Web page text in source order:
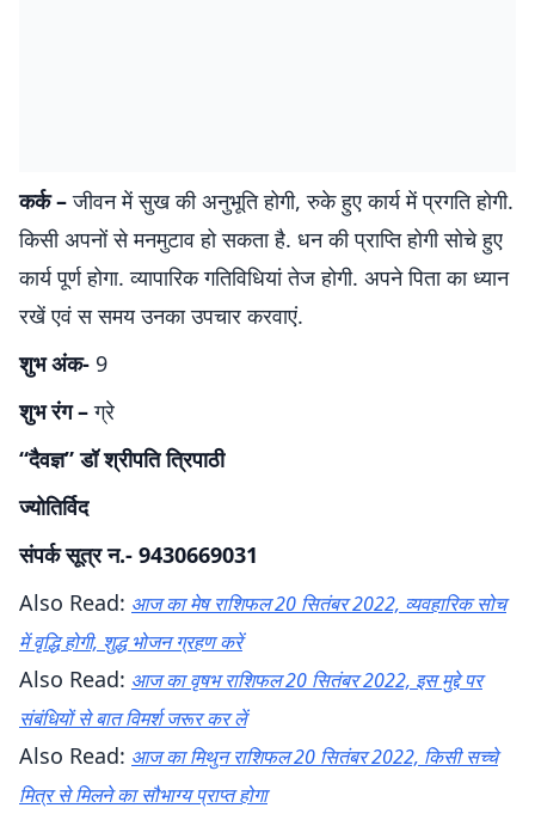
कर्क –जीवन में सुख की अनुभूति होगी, रुके हुए कार्य में प्रगति होगी.
किसी अपनों से मनमुटाव हो सकता है. धन की प्राप्ति होगी सोचे हुए
कार्य पूर्ण होगा. व्यापारिक गतिविधियां तेज होगी. अपने पिता का ध्यान
रखें एवं स समय उनका उपचार करवाएं.
शुभ अंक- 9
शुभ रंग –ग्रे
“दैवज्ञ” डॉ श्रीपति त्रिपाठी
ज्योतिर्विद
संपर्क सूत्र न.- 9430669031
Also Read: आज का मेष राशिफल 20 सितंबर 2022, व्यवहारिक सोच
में वृद्धि होगी, शुद्ध भोजन ग्रहण करें
Also Read: आज का वृषभ राशिफल 20 सितंबर 2022, इस मुद्दे पर
संबंधियों से बात विमर्श जरूर कर लें
Also Read: आज का मिथुन राशिफल 20 सितंबर 2022, किसी सच्चे
मित्र से मिलने का सौभाग्य प्राप्त होगा